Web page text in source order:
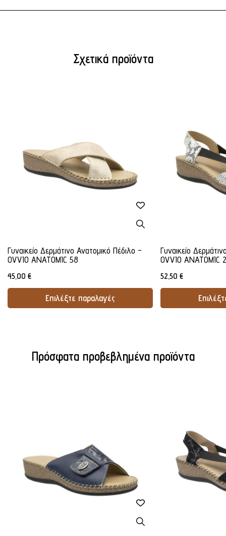
Σχετικά προϊόντα
Γυναικείο Δερμάτινο Ανατομικό Πέδιλο -
OVVIO ANATOMIC 58
45,00 €
Επιλέξτε παραλαγές
Γυναικείο
OVVIO ANATOMIC
52,50 €
Πρόσφατα προβεβλημένα προϊόντα